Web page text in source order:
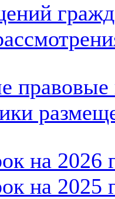
на 2026
на 2025